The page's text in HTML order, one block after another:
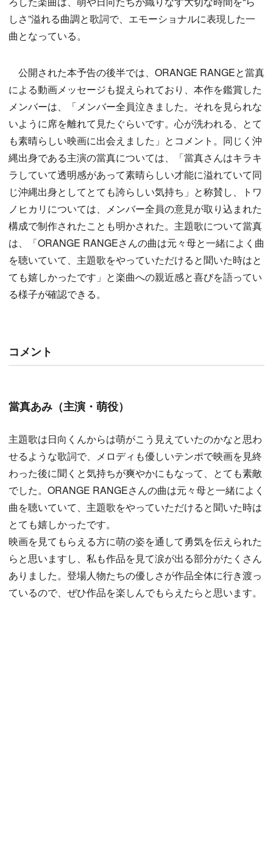
しさ”溢れる曲調と歌詞で、エモーショナルに表現した一
曲となっている。
公開された本予告の後半では、ORANGE RANGEと當真
による動画メッセージも捉えられており、本作を鑑賞した
メンバーは、「メンバー全員泣きました。それを見られな
いように席を離れて見たぐらいです。心が洗われる、とて
も素晴らしい映画に出会えました」とコメント。同じく沖
縄出身である主演の當真については、「當真さんはキラキ
ラしていて透明感があって素晴らしい才能に溢れていて同
じ沖縄出身としてとても誇らしい気持ち」と称賛し、トワ
ノヒカリについては、メンバー全員の意見が取り込まれた
構成で制作されたことも明かされた。主題歌について當真
は、「ORANGE RANGEさんの曲は元々母と一緒によく曲
を聴いていて、主題歌をやっていただけると聞いた時はと
ても嬉しかったです」と楽曲への親近感と喜びを語ってい
る様子が確認できる。
コメント
當真あみ（主演・萌役）
主題歌は日向くんからは萌がこう見えていたのかなと思わ
せるような歌詞で、メロディも優しいテンポで映画を見終
わった後に聞くと気持ちが爽やかにもなって、とても素敵
でした。ORANGE RANGEさんの曲は元々母と一緒によく
曲を聴いていて、主題歌をやっていただけると聞いた時は
とても嬉しかったです。
映画を見てもらえる方に萌の姿を通して勇気を伝えられた
らと思いますし、私も作品を見て涙が出る部分がたくさん
ありました。登場人物たちの優しさが作品全体に行き渡っ
ているので、ぜひ作品を楽しんでもらえたらと思います。